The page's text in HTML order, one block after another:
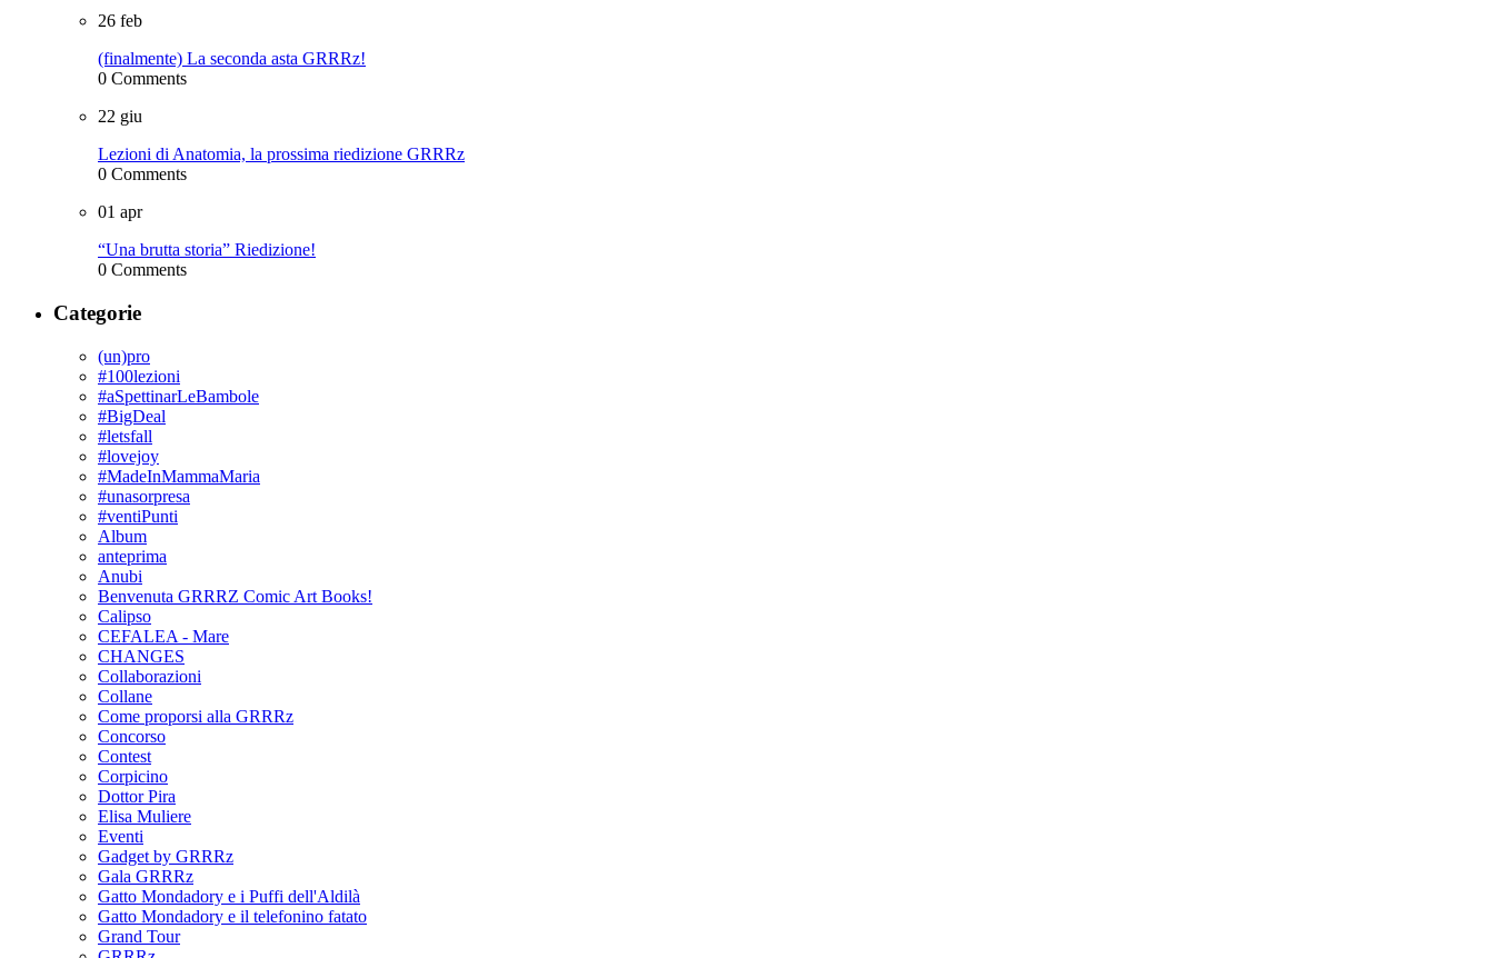
26 feb
(finalmente) La seconda asta GRRRz!
0 Comments
22 giu
Lezioni di Anatomia, la prossima riedizione GRRRz
0 Comments
01 apr
“Una brutta storia” Riedizione!
0 Comments
Categorie
(un)pro
#100lezioni
#aSpettinarLeBambole
#BigDeal
#letsfall
#lovejoy
#MadeInMammaMaria
#unasorpresa
#ventiPunti
Album
anteprima
Anubi
Benvenuta GRRRZ Comic Art Books!
Calipso
CEFALEA - Mare
CHANGES
Collaborazioni
Collane
Come proporsi alla GRRRz
Concorso
Contest
Corpicino
Dottor Pira
Elisa Muliere
Eventi
Gadget by GRRRz
Gala GRRRz
Gatto Mondadory e i Puffi dell'Aldilà
Gatto Mondadory e il telefonino fatato
Grand Tour